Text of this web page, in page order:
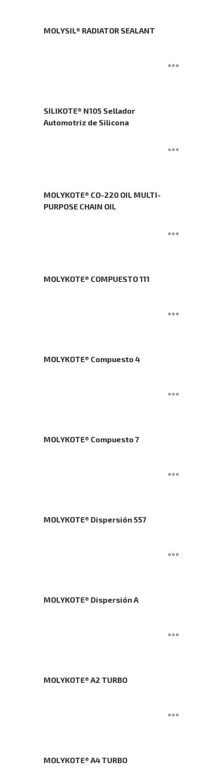
MOLYSIL® RADIATOR SEALANT
SILIKOTE® N105 Sellador
Automotriz de Silicona
MOLYKOTE® CO-220 OIL MULTI-
PURPOSE CHAIN OIL
MOLYKOTE® COMPUESTO 111
MOLYKOTE® Compuesto 4
MOLYKOTE® Compuesto 7
MOLYKOTE® Dispersión 557
MOLYKOTE® Dispersión A
MOLYKOTE® A2 TURBO
MOLYKOTE® A4 TURBO